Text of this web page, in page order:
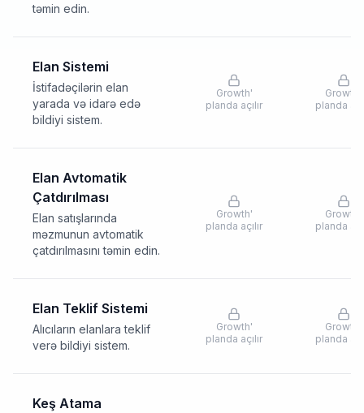
təmin edin.
Elan Sistemi
İstifadəçilərin elan
yarada və idarə edə
bildiyi sistem.
Growth'
planda açılır
Growth
planda
Elan Avtomatik
Çatdırılması
Elan satışlarında
məzmunun avtomatik
çatdırılmasını təmin edin.
Growth'
planda açılır
Growth
planda
Elan Teklif Sistemi
Alıcıların elanlara teklif
verə bildiyi sistem.
Growth'
planda açılır
Growth
planda
Keş Atama